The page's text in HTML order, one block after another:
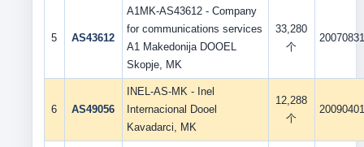
5 AS43612
A1MK-AS43612 - Company
for communications services
A1 Makedonija DOOEL
Skopje, MK
33,280
个
20070831
6 AS49056
INEL-AS-MK - Inel
Internacional Dooel
Kavadarci, MK
12,288
个
20090401